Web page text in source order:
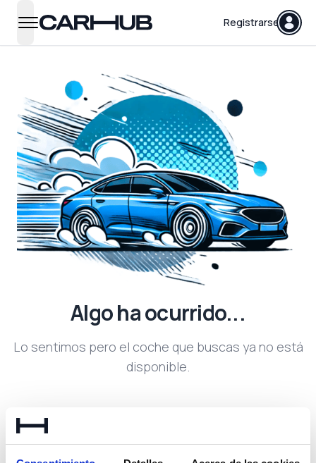
open navigation menu
Carhub Registrarse
Algo ha ocurrido...
Lo sentimos pero el coche que buscas ya no está
disponible.